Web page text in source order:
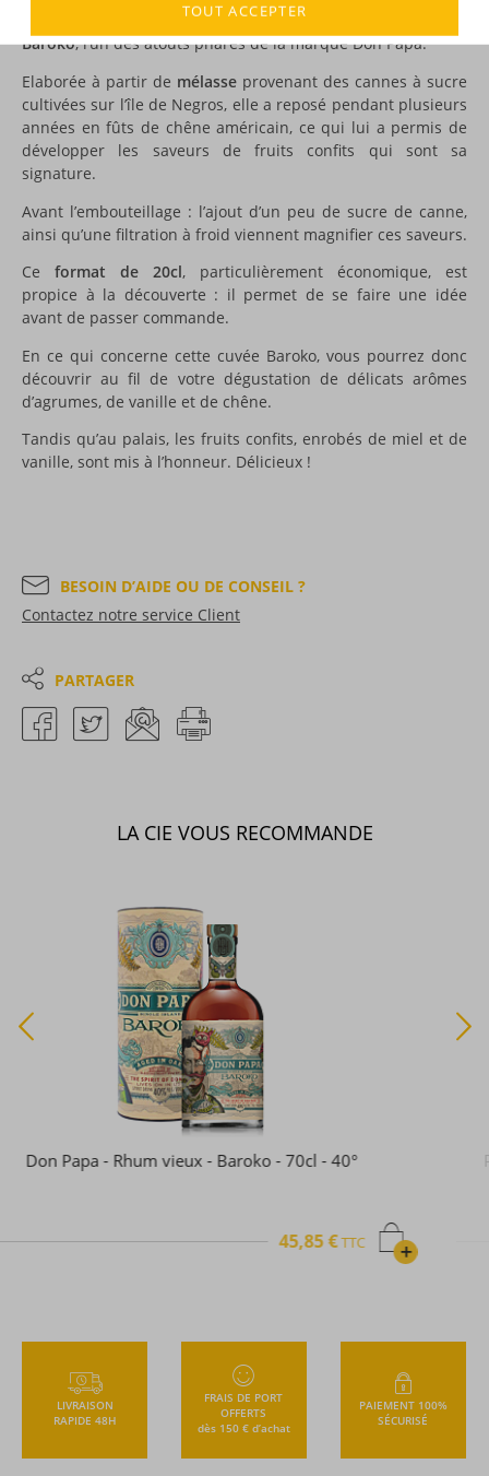
Nous redécouvrons au format 20cl cette
Baroko, l’un des atouts phares de la marque Don Papa.
Elaborée à partir de mélasse provenant des cannes à sucre
cultivées sur l’île de Negros, elle a reposé pendant plusieurs
années en fûts de chêne américain, ce qui lui a permis de
développer les saveurs de fruits confits qui sont sa
signature.
Avant l’embouteillage : l’ajout d’un peu de sucre de canne,
ainsi qu’une filtration à froid viennent magnifier ces saveurs.
Ce format de 20cl, particulièrement économique, est
propice à la découverte : il permet de se faire une idée
avant de passer commande.
En ce qui concerne cette cuvée Baroko, vous pourrez donc
découvrir au fil de votre dégustation de délicats arômes
d’agrumes, de vanille et de chêne.
Tandis qu’au palais, les fruits confits, enrobés de miel et de
vanille, sont mis à l’honneur. Délicieux !
BESOIN D’AIDE OU DE CONSEIL ?
Contactez notre service Client
PARTAGER
LA CIE VOUS RECOMMANDE
Pura vida - Coffret découverte - 3 rhums x 20cl - XA -
79,24 € TTC
LIVRAISON
RAPIDE 48H
FRAIS DE PORT
OFFERTS
dès 150 € d’achat
PAIEMENT 100%
SÉCURISÉ
TOUT ACCEPTER